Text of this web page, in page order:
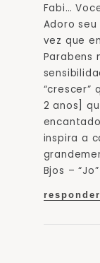
Fabi…
Adoro
vez que
Parabens
“crescer”
2 anos]
inspira a
Bjos – “Jo”
responder